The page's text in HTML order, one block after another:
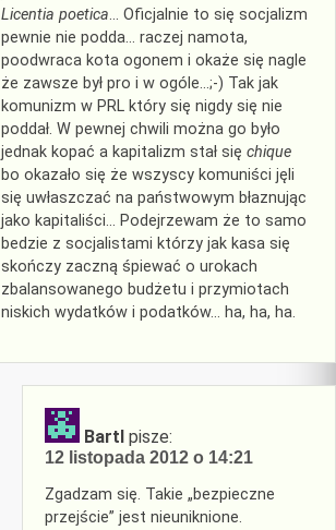
Licentia poetica… Oficjalnie to się socjalizm
pewnie nie podda… raczej namota,
poodwraca kota ogonem i okaże się nagle
że zawsze był pro i w ogóle…;-) Tak jak
komunizm w PRL który się nigdy się nie
poddał. W pewnej chwili można go było
jednak kopać a kapitalizm stał się chique
bo okazało się że wszyscy komuniści jęli
się uwłaszczać na państwowym błaznując
jako kapitaliści… Podejrzewam że to samo
bedzie z socjalistami którzy jak kasa się
skończy zaczną śpiewać o urokach
zbalansowanego budżetu i przymiotach
niskich wydatków i podatków… ha, ha, ha.
BartI pisze:
12 listopada 2012 o 14:21
Zgadzam się. Takie „bezpieczne
przejście” jest nieuniknione.